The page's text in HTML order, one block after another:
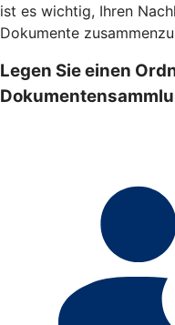
ist es wichtig, Ihren
Dokumente
Legen Sie einen